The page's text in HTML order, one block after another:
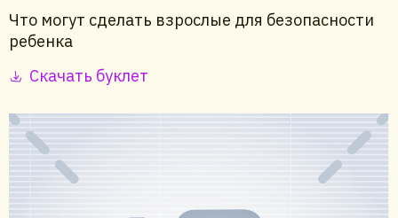
Что могут сделать взрослые для безопасности
ребенка
Скачать буклет